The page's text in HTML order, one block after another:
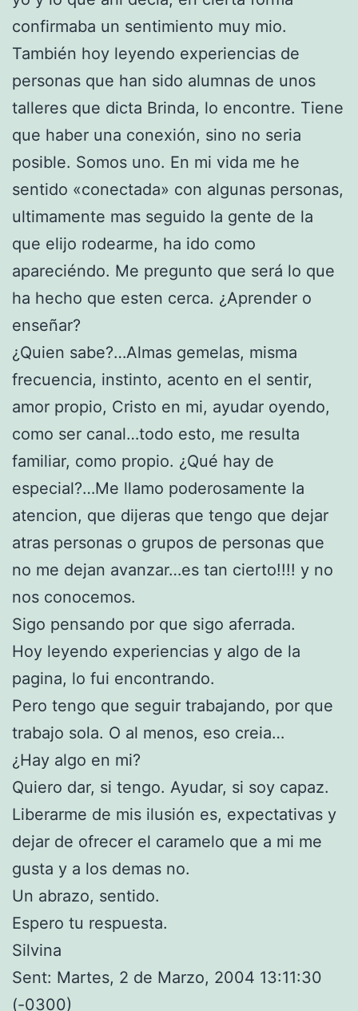
confirmaba un sentimiento muy mio.
También hoy leyendo experiencias de
personas que han sido alumnas de unos
talleres que dicta Brinda, lo encontre. Tiene
que haber una conexión, sino no seria
posible. Somos uno. En mi vida me he
sentido «conectada» con algunas personas,
ultimamente mas seguido la gente de la
que elijo rodearme, ha ido como
apareciéndo. Me pregunto que será lo que
ha hecho que esten cerca. ¿Aprender o
enseñar?
¿Quien sabe?…Almas gemelas, misma
frecuencia, instinto, acento en el sentir,
amor propio, Cristo en mi, ayudar oyendo,
como ser canal…todo esto, me resulta
familiar, como propio. ¿Qué hay de
especial?…Me llamo poderosamente la
atencion, que dijeras que tengo que dejar
atras personas o grupos de personas que
no me dejan avanzar…es tan cierto!!!! y no
nos conocemos.
Sigo pensando por que sigo aferrada.
Hoy leyendo experiencias y algo de la
pagina, lo fui encontrando.
Pero tengo que seguir trabajando, por que
trabajo sola. O al menos, eso creia…
¿Hay algo en mi?
Quiero dar, si tengo. Ayudar, si soy capaz.
Liberarme de mis ilusión es, expectativas y
dejar de ofrecer el caramelo que a mi me
gusta y a los demas no.
Un abrazo, sentido.
Espero tu respuesta.
Silvina
Sent: Martes, 2 de Marzo, 2004 13:11:30
(-0300)